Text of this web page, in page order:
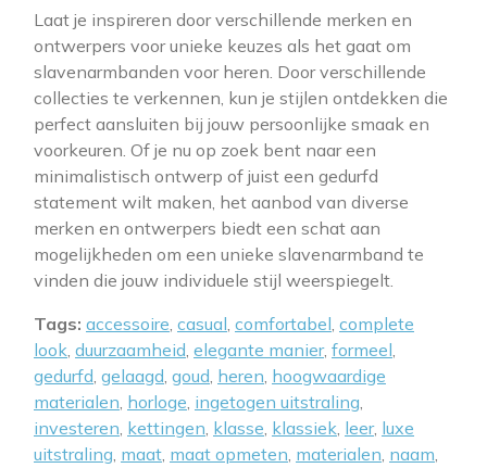
Laat je inspireren door verschillende merken en
ontwerpers voor unieke keuzes als het gaat om
slavenarmbanden voor heren. Door verschillende
collecties te verkennen, kun je stijlen ontdekken die
perfect aansluiten bij jouw persoonlijke smaak en
voorkeuren. Of je nu op zoek bent naar een
minimalistisch ontwerp of juist een gedurfd
statement wilt maken, het aanbod van diverse
merken en ontwerpers biedt een schat aan
mogelijkheden om een unieke slavenarmband te
vinden die jouw individuele stijl weerspiegelt.
Tags: accessoire, casual, comfortabel, complete
look, duurzaamheid, elegante manier, formeel,
gedurfd, gelaagd, goud, heren, hoogwaardige
materialen, horloge, ingetogen uitstraling,
investeren, kettingen, klasse, klassiek, leer, luxe
uitstraling, maat, maat opmeten, materialen, naam,